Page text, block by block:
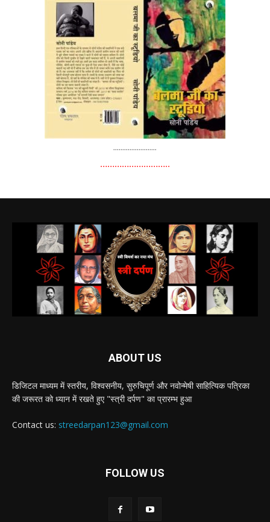
........................
………………………..
ABOUT US
डिजिटल माध्यम में स्तरीय, विश्वसनीय, सुरुचिपूर्ण और नवोन्मेषी साहित्यिक पत्रिका
की जरूरत को ध्यान में रखते हुए "स्त्री दर्पण" का प्रारम्भ हुआ
Contact us: streedarpan123@gmail.com
FOLLOW US